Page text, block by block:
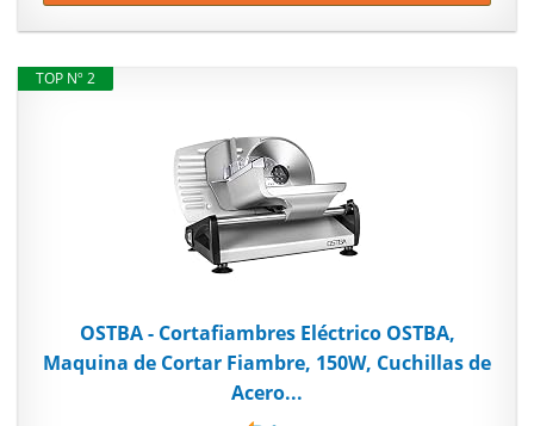
TOP Nº 2
OSTBA - Cortafiambres Eléctrico OSTBA,
Maquina de Cortar Fiambre, 150W, Cuchillas de
Acero...